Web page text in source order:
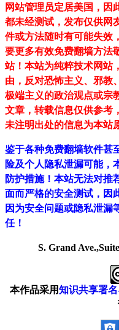
网站管理员定居美国，因
都未经测试，发布仅供
件或方法随时有可能失效
要更多有效免费翻墙方法
站！ 本站为纯粹技术网站
由，反对恐怖主义、邪教
极端主义的政治观点或宗
文章，转载信息仅供参考
未注明出处的信息为本站
鉴于各种免费翻墙软件甚
险及个人隐私泄漏可能，
防护措施！本站无法对推
面而严格的安全测试，因
因为安全问题或隐私泄漏
任！
S. Grand
本作品采用知识共享署